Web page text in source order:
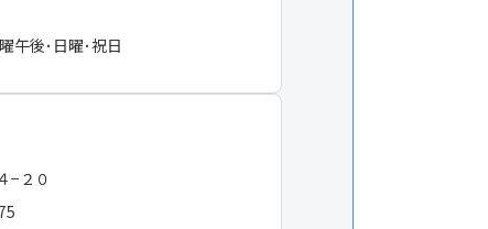
午後･日曜･祝日
−２０